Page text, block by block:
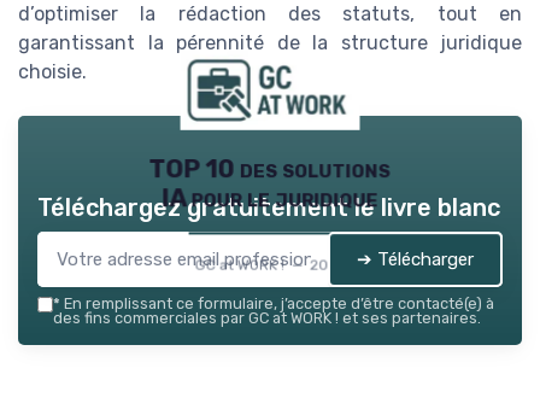
d’optimiser la rédaction des statuts, tout en
garantissant la pérennité de la structure juridique
choisie.
TOP 10 des solutions
IA pour le juridique
GC at WORK ! — 2026
Téléchargez gratuitement le livre blanc
➔ Télécharger
* En remplissant ce formulaire, j’accepte d’être contacté(e) à
des fins commerciales par GC at WORK ! et ses partenaires.